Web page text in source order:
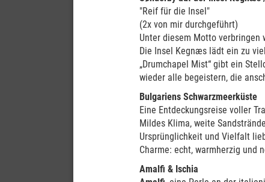
"Reif für die Insel"
(2x von mir durchgeführt)
Unter diesem Motto verbringen
Die Insel Kegnæs lädt ein zu
„Drumchapel Mist“ gibt ein
wieder alle begeistern, die
Bulgariens Schwarzmeerküste
Eine Entdeckungsreise voller
Mildes Klima, weite
Ursprünglichkeit und Vielfalt
Charme: echt, warmherzig und
Amalfi & Ischia